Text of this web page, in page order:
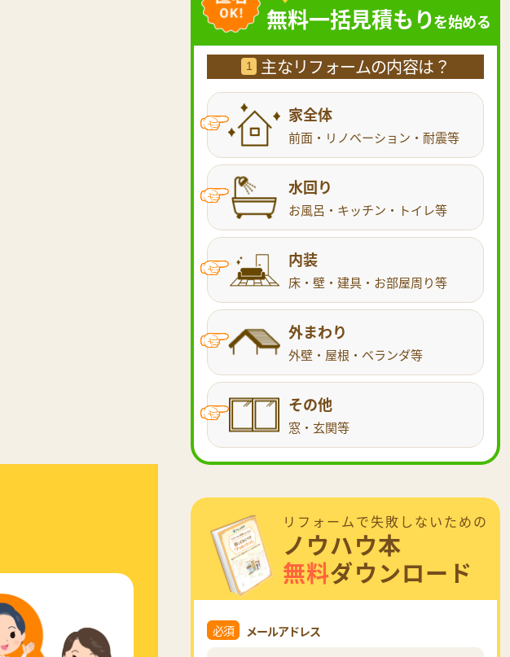
無料一括見積もりを始める
1 主なリフォームの内容は？
家全体
前面・リノベーション・耐震等
水回り
お風呂・キッチン・トイレ等
内装
床・壁・建具・お部屋周り等
外まわり
外壁・屋根・ベランダ等
その他
窓・玄関等
リフォームで失敗しないための
ノウハウ本
無料ダウンロード
必須 メールアドレス